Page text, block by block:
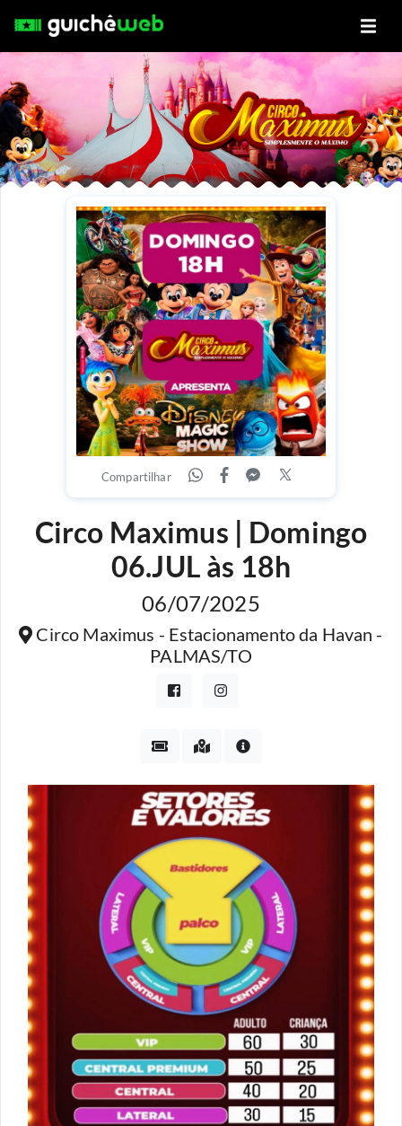
Compartilhar
Circo Maximus | Domingo
06.JUL às 18h
06/07/2025
Circo Maximus - Estacionamento da Havan -
PALMAS/TO